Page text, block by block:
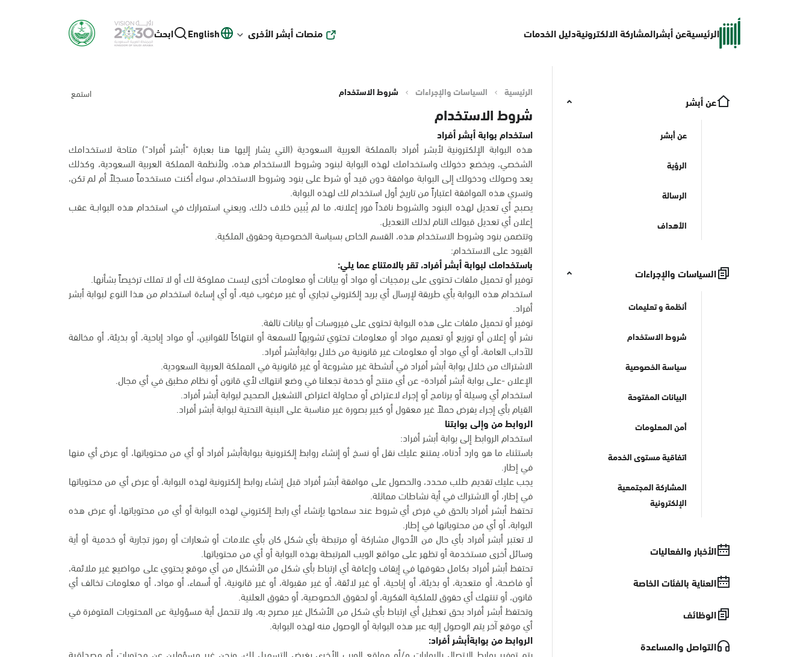
الرئيسيةعن أبشرالمشاركة الالكترونيةدليل الخدمات منصات أبشر الأخرى English ابحث
عن أبشر
عن أبشر
الرؤية
الرسالة
الأهداف
السياسات والإجراءات
أنظمة و تعليمات
شروط الاستخدام
سياسة الخصوصية
البيانات المفتوحة
أمن المعلومات
اتفاقية مستوى الخدمة
المشاركة المجتمعية
الإلكترونية
الأخبار والفعاليات
العناية بالفئات الخاصة
الوظائف
التواصل والمساعدة
الرئيسية السياسات والإجراءات شروط الاستخدام استمع
شروط الاستخدام
استخدام بوابة أبشر أفراد
هذه البوابة الإلكترونية لأبشر أفراد بالمملكة العربية السعودية (التي يشار إليها هنا بعبارة "أبشر أفراد") متاحة لاستخدامك
الشخصي، ويخضع دخولك واستخدامك لهذه البوابة لبنود وشروط الاستخدام هذه، ولأنظمة المملكة العربية السعودية، وكذلك
يعد وصولك ودخولك إلى البوابة موافقة دون قيد أو شرط على بنود وشروط الاستخدام، سواء أكنت مستخدماً مسجلاً أم لم تكن،
وتسري هذه الموافقة اعتباراً من تاريخ أول استخدام لك لهذه البوابة.
يصبح أي تعديل لهذه البنود والشروط نافذاً فور إعلانه، ما لم يُبين خلاف ذلك، ويعني استمرارك في استخدام هذه البوابــة عقب
إعلان أي تعديل قبولك التام لذلك التعديل.
وتتضمن بنود وشروط الاستخدام هذه، القسم الخاص بسياسة الخصوصية وحقوق الملكية.
القيود على الاستخدام:
باستخدامك لبوابة أبشر أفراد، تقر بالامتناع عما يلي:
توفير أو تحميل ملفات تحتوى على برمجيات أو مواد أو بيانات أو معلومات أخرى ليست مملوكة لك أو لا تملك ترخيصاً بشأنها.
استخدام هذه البوابة بأي طريقة لإرسال أي بريد إلكتروني تجاري أو غير مرغوب فيه، أو أي إساءة استخدام من هذا النوع لبوابة أبشر
أفراد.
توفير أو تحميل ملفات على هذه البوابة تحتوى على فيروسات أو بيانات تالفة.
نشر أو إعلان أو توزيع أو تعميم مواد أو معلومات تحتوي تشويهاً للسمعة أو انتهاكاً للقوانين، أو مواد إباحية، أو بذيئة، أو مخالفة
للآداب العامة، أو أي مواد أو معلومات غير قانونية من خلال بوابةأبشر أفراد.
الاشتراك من خلال بوابة أبشر أفراد في أنشطة غير مشروعة أو غير قانونية في المملكة العربية السعودية.
الإعلان -على بوابة أبشر أفرادة- عن أي منتج أو خدمة تجعلنا في وضع انتهاك لأي قانون أو نظام مطبق في أي مجال.
استخدام أي وسيلة أو برنامج أو إجراء لاعتراض أو محاولة اعتراض التشغيل الصحيح لبوابة أبشر أفراد.
القيام بأي إجراء يفرض حملاً غير معقول أو كبير بصورة غير مناسبة على البنية التحتية لبوابة أبشر أفراد.
الروابط من وإلى بوابتنا
استخدام الروابط إلى بوابة أبشر أفراد:
باستثناء ما هو وارد أدناه، يمتنع عليك نقل أو نسخ أو إنشاء روابط إلكترونية ببوابةأبشر أفراد أو أي من محتوياتها، أو عرض أي منها
في إطار.
يجب عليك تقديم طلب محدد، والحصول على موافقة أبشر أفراد قبل إنشاء روابط إلكترونية لهذه البوابة، أو عرض أي من محتوياتها
في إطار، أو الاشتراك في أية نشاطات مماثلة.
تحتفظ أبشر أفراد بالحق في فرض أي شروط عند سماحها بإنشاء أي رابط إلكتروني لهذه البوابة أو أي من محتوياتها، أو عرض هذه
البوابة، أو أي من محتوياتها في إطار.
لا تعتبر أبشر أفراد بأي حال من الأحوال مشاركة أو مرتبطة بأي شكل كان بأي علامات أو شعارات أو رموز تجارية أو خدمية أو أية
وسائل أخرى مستخدمة أو تظهر على مواقع الويب المرتبطة بهذه البوابة أو أي من محتوياتها.
تحتفظ أبشر أفراد بكامل حقوقها في إيقاف وإعاقة أي ارتباط بأي شكل من الأشكال من أي موقع يحتوي على مواضيع غير ملائمة،
أو فاضحة، أو متعدية، أو بذيئة، أو إباحية، أو غير لائقة، أو غير مقبولة، أو غير قانونية، أو أسماء، أو مواد، أو معلومات تخالف أي
قانون، أو تنتهك أي حقوق للملكية الفكرية، أو لحقوق الخصوصية، أو حقوق العلنية.
وتحتفظ أبشر أفراد بحق تعطيل أي ارتباط بأي شكل من الأشكال غير مصرح به، ولا تتحمل أية مسؤولية عن المحتويات المتوفرة في
أي موقع آخر يتم الوصول إليه عبر هذه البوابة أو الوصول منه لهذه البوابة.
الروابط من بوابةأبشر أفراد: